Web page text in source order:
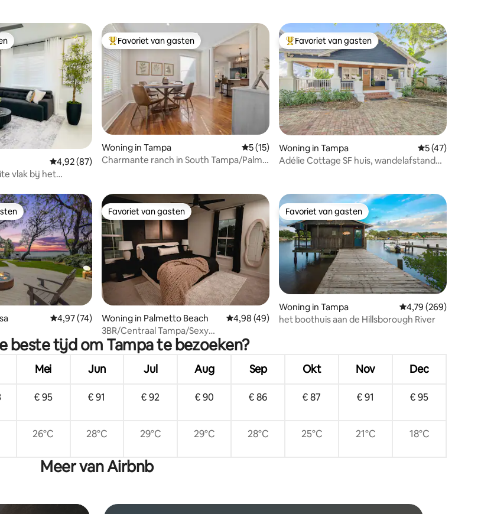
op 5, 25 recensies
Gemiddelde beoordeling van 4,92 op 5, 87 recensies
4,92 (87)
vlak bij het
Topfavoriet van gasten
Favoriet van gasten
Woning in Tampa Gemiddelde beoordeling van 5 op 5, 15 recensies
5 (15)
Charmante ranch in South Tampa/Palma
Topfavoriet van gasten
Favoriet van gasten
Woning in Tampa Gemiddelde
5 (47)
Adélie Cottage SF huis, wandelafstand
5 op 5, 23 recensiesGemiddelde beoordeling van 4,97 op 5, 74 recensies
4,97 (74)
Favoriet van gasten
Favoriet van gasten
Woning in Palmetto Beach Gemiddelde beoordeling van 4,98 op 5, 49 recensies
4,98 (49)
3BR/Centraal Tampa/Sexy
dak/Vuurplaats/Fietsen/
Favoriet van gasten
Favoriet van gasten
Woning in Tampa Gemiddelde
4,79 (269)
het boothuis aan de Hillsborough River
beste tijd om Tampa te bezoeken?
Mei Jun Jul Aug Sep Okt Nov Dec
€ 95 € 91 € 92 € 90 € 86 € 87 € 91 € 95
26°C 28°C 29°C 29°C 28°C 25°C 21°C 18°C
Meer van Airbnb